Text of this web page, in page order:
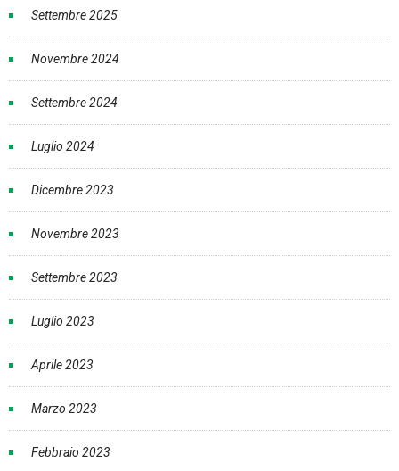
Settembre 2025
Novembre 2024
Settembre 2024
Luglio 2024
Dicembre 2023
Novembre 2023
Settembre 2023
Luglio 2023
Aprile 2023
Marzo 2023
Febbraio 2023